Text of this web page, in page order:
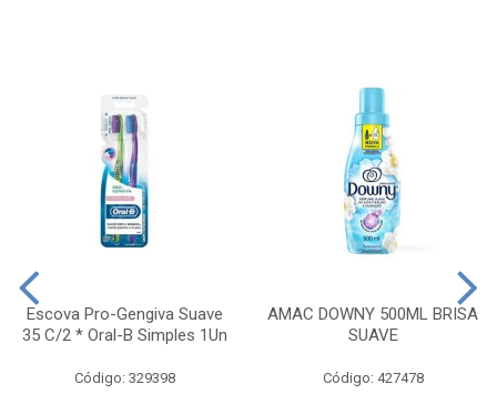
Escova Pro-Gengiva Suave
35 C/2 * Oral-B Simples 1Un
Código: 329398
AMAC DOWNY 500ML BRISA
SUAVE
Código: 427478